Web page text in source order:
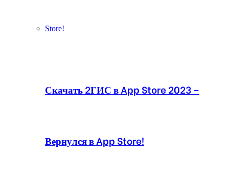
Скачать 2ГИС в App Store 2023 –
Вернулся в App Store!